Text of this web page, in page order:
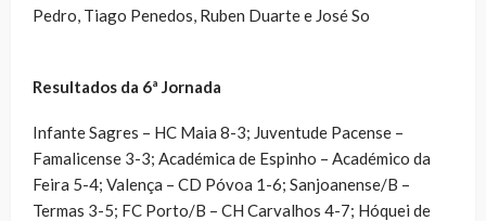
Pedro, Tiago Penedos, Ruben Duarte e José So
Resultados da 6ª Jornada
Infante Sagres – HC Maia 8-3; Juventude Pacense –
Famalicense 3-3; Académica de Espinho – Académico da
Feira 5-4; Valença – CD Póvoa 1-6; Sanjoanense/B –
Termas 3-5; FC Porto/B – CH Carvalhos 4-7; Hóquei de